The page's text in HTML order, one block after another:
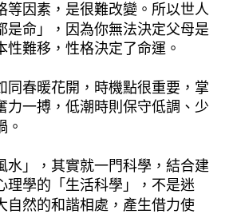
等因素，是很難改變。所以世人
是命」，因為你無法決定父母是
性難移，性格決定了命運。
同春暖花開，時機點很重要，掌
力一搏，低潮時則保守低調、少
。
水」，其實就一門科學，結合建
理學的「生活科學」，不是迷
自然的和諧相處，產生借力使